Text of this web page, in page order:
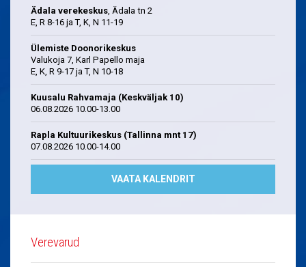
Ädala verekeskus, Ädala tn 2
E, R 8-16 ja T, K, N 11-19
Ülemiste Doonorikeskus
Valukoja 7, Karl Papello maja
E, K, R 9-17 ja T, N 10-18
Kuusalu Rahvamaja (Keskväljak 10)
06.08.2026 10.00-13.00
Rapla Kultuurikeskus (Tallinna mnt 17)
07.08.2026 10.00-14.00
VAATA KALENDRIT
Verevarud